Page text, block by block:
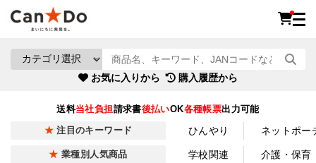
お気に入りから 購入履歴から
送料当社負担請求書後払いOK各種帳票出力可能
注目のキーワード ひんやり ネットポー
業種別人気商品 学校関連 介護・保育